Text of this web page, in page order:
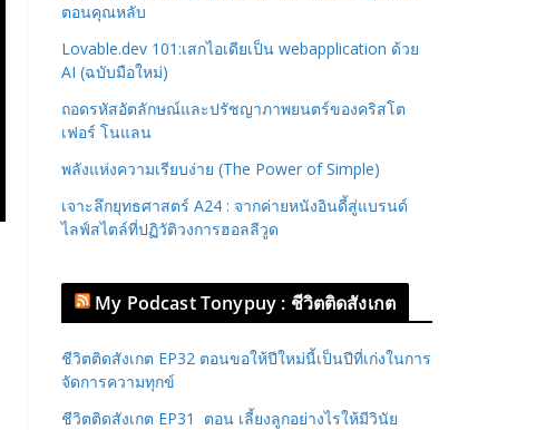
ตอนคุณหลับ
Lovable.dev 101:เสกไอเดียเป็น webapplication ด้วย
AI (ฉบับมือใหม่)
ถอดรหัสอัตลักษณ์และปรัชญาภาพยนตร์ของคริสโต
เฟอร์ โนแลน
พลังแห่งความเรียบง่าย (The Power of Simple)
เจาะลึกยุทธศาสตร์ A24 : จากค่ายหนังอินดี้สู่แบรนด์
ไลฟ์สไตล์ที่ปฏิวัติวงการฮอลลีวูด
My Podcast Tonypuy : ชีวิตติดสังเกต
ชีวิตติดสังเกต EP32 ตอนขอให้ปีใหม่นี้เป็นปีที่เก่งในการ
จัดการความทุกข์
ชีวิตติดสังเกต EP31 ตอน เลี้ยงลูกอย่างไรให้มีวินัย